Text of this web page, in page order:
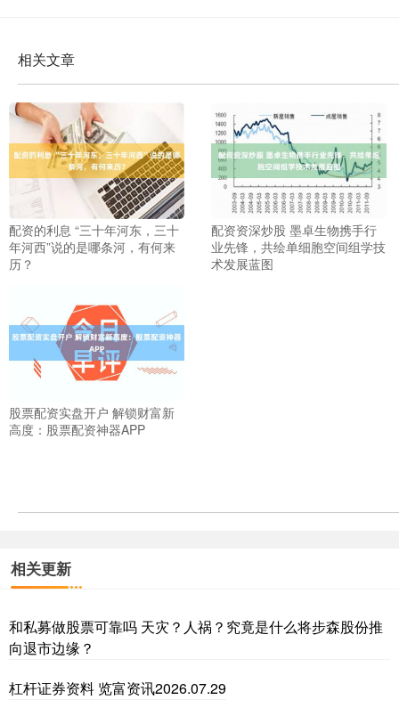
相关文章
配资的利息 “三十年河东，三十
年河西”说的是哪条河，有何来
历？
配资资深炒股 墨卓生物携手行
业先锋，共绘单细胞空间组学技
术发展蓝图
股票配资实盘开户 解锁财富新
高度：股票配资神器APP
相关更新
和私募做股票可靠吗 天灾？人祸？究竟是什么将步森股份推
向退市边缘？
杠杆证券资料 览富资讯2026.07.29